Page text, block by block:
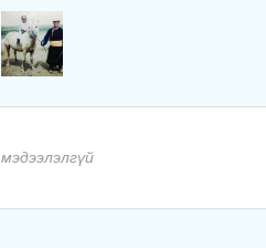
мэдээлэлгүй